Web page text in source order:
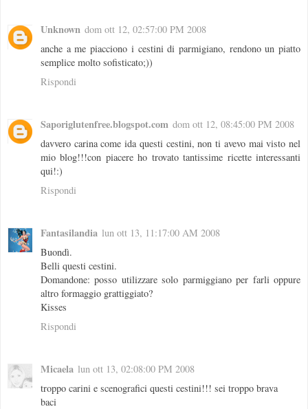
Unknown dom ott 12, 02:57:00 PM 2008
anche a me piacciono i cestini di parmigiano, rendono un piatto
semplice molto sofisticato;))
Rispondi
Saporiglutenfree.blogspot.com dom ott 12, 08:45:00 PM 2008
davvero carina come ida questi cestini, non ti avevo mai visto nel
mio blog!!!con piacere ho trovato tantissime ricette interessanti
qui!:)
Rispondi
Fantasilandia lun ott 13, 11:17:00 AM 2008
Buondì.
Belli questi cestini.
Domandone: posso utilizzare solo parmiggiano per farli oppure
altro formaggio grattiggiato?
Kisses
Rispondi
Micaela lun ott 13, 02:08:00 PM 2008
troppo carini e scenografici questi cestini!!! sei troppo brava
baci